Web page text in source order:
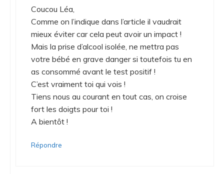
Coucou Léa,
Comme on l’indique dans l’article il vaudrait
mieux éviter car cela peut avoir un impact !
Mais la prise d’alcool isolée, ne mettra pas
votre bébé en grave danger si toutefois tu en
as consommé avant le test positif !
C’est vraiment toi qui vois !
Tiens nous au courant en tout cas, on croise
fort les doigts pour toi !
A bientôt !
Répondre